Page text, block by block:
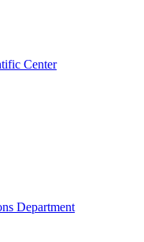
Center
Department